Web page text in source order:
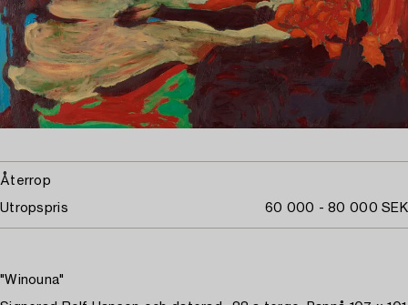
Återrop
Utropspris 60 000 - 80 000 SEK
"Winouna"